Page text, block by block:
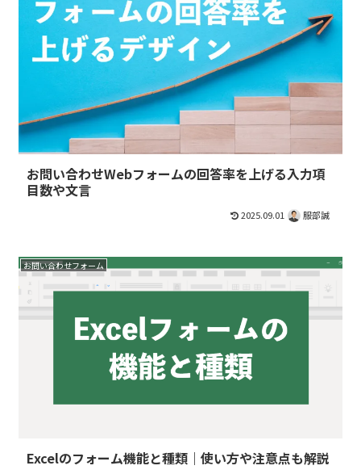
お問い合わせWebフォームの回答率を上げる入力項
目数や文言
2025.09.01 服部誠
お問い合わせフォーム
Excelのフォーム機能と種類｜使い方や注意点も解説